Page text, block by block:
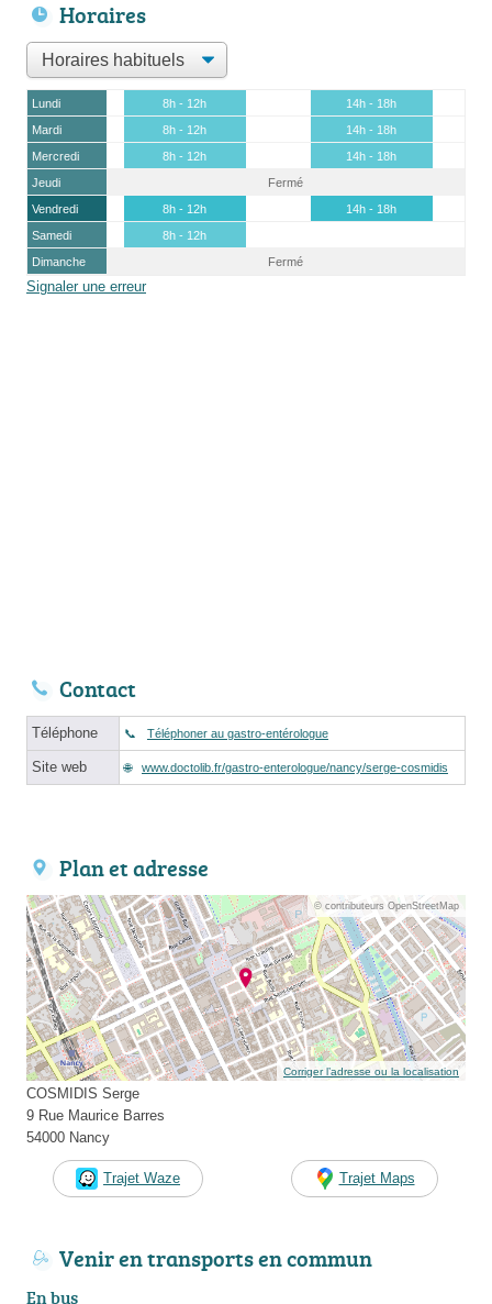
Horaires
Lundi 8h - 12h
14h - 18h
Mardi
8h - 12h
14h - 18h
Mercredi
8h - 12h
14h - 18h
Jeudi
Fermé
Vendredi
8h - 12h
14h - 18h
Samedi
8h - 12h
Dimanche
Fermé
Signaler une erreur
Contact
Téléphone Téléphoner au gastro-entérologue
Site web www.doctolib.fr/gastro-enterologue/nancy/serge-cosmidis
Plan et adresse
© contributeurs OpenStreetMap
Corriger l’adresse ou la localisation
COSMIDIS Serge
9 Rue Maurice Barres
54000 Nancy
Trajet Waze Trajet Maps
Venir en transports en commun
En bus